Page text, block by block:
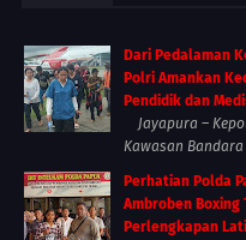
Dari Pedalaman
Polri Amankan
Pendidik dan
Jayapura –
Kawasan
Perhatian Polda
Ambroben Boxing
Perlengkapan